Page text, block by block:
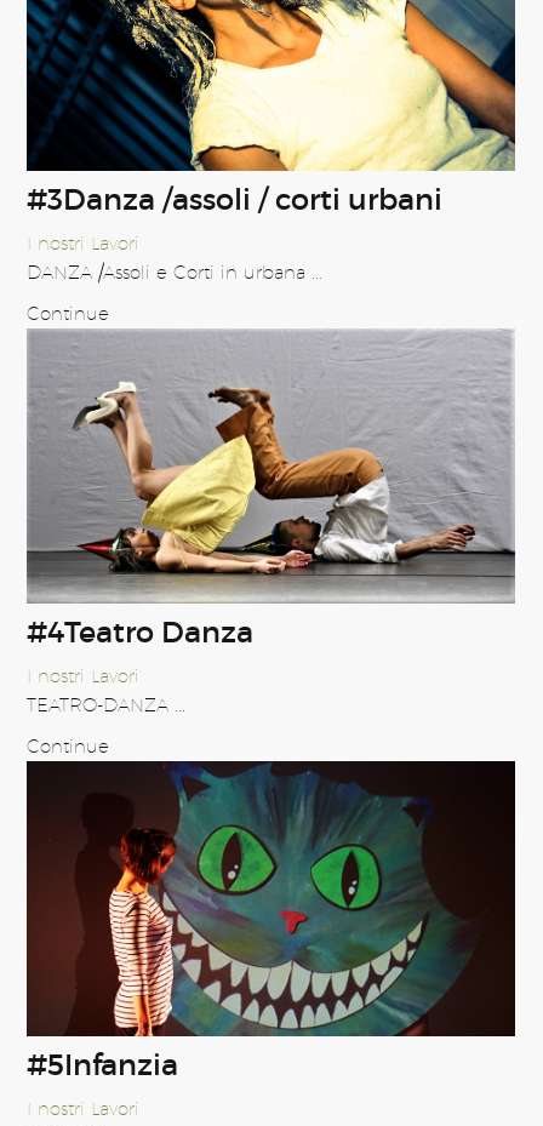
#3Danza /assoli / corti urbani
I nostri Lavori
DANZA /Assoli e Corti in urbana ...
Continue
#4Teatro Danza
I nostri Lavori
TEATRO-DANZA ...
Continue
#5Infanzia
I nostri Lavori